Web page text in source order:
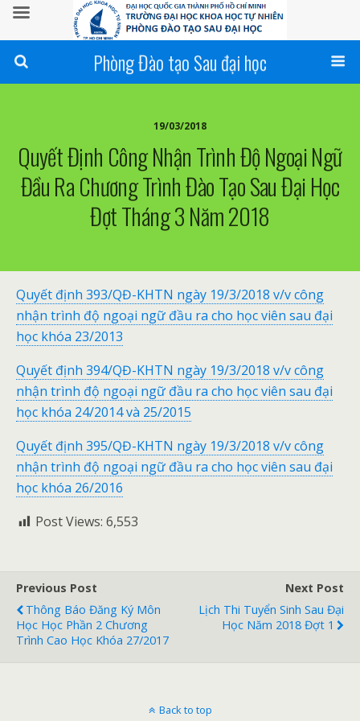
Phòng Đào tạo Sau đại học
19/03/2018
Quyết Định Công Nhận Trình Độ Ngoại Ngữ
Đầu Ra Chương Trình Đào Tạo Sau Đại Học
Đợt Tháng 3 Năm 2018
Quyết định 393/QĐ-KHTN ngày 19/3/2018 v/v công
nhận trình độ ngoại ngữ đầu ra cho học viên sau đại
học khóa 23/2013
Quyết định 394/QĐ-KHTN ngày 19/3/2018 v/v công
nhận trình độ ngoại ngữ đầu ra cho học viên sau đại
học khóa 24/2014 và 25/2015
Quyết định 395/QĐ-KHTN ngày 19/3/2018 v/v công
nhận trình độ ngoại ngữ đầu ra cho học viên sau đại
học khóa 26/2016
Post Views: 6,553
Previous Post
Thông Báo Đăng Ký Môn
Học Học Phần 2 Chương
Trình Cao Học Khóa 27/2017
Next Post
Lịch Thi Tuyển Sinh Sau Đại
Học Năm 2018 Đợt 1
Back to top